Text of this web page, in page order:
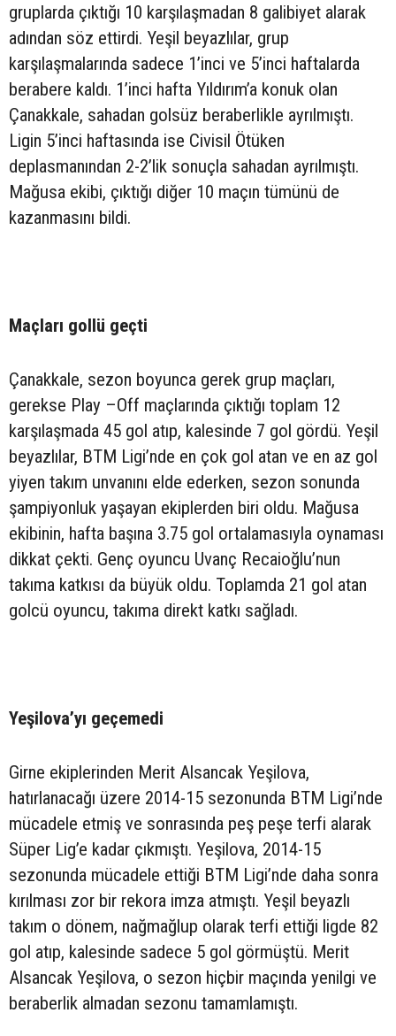
gruplarda çıktığı 10 karşılaşmadan 8 galibiyet alarak
adından söz ettirdi. Yeşil beyazlılar, grup
karşılaşmalarında sadece 1’inci ve 5’inci haftalarda
berabere kaldı. 1’inci hafta Yıldırım’a konuk olan
Çanakkale, sahadan golsüz beraberlikle ayrılmıştı.
Ligin 5’inci haftasında ise Civisil Ötüken
deplasmanından 2-2’lik sonuçla sahadan ayrılmıştı.
Mağusa ekibi, çıktığı diğer 10 maçın tümünü de
kazanmasını bildi.
Maçları gollü geçti
Çanakkale, sezon boyunca gerek grup maçları,
gerekse Play –Off maçlarında çıktığı toplam 12
karşılaşmada 45 gol atıp, kalesinde 7 gol gördü. Yeşil
beyazlılar, BTM Ligi’nde en çok gol atan ve en az gol
yiyen takım unvanını elde ederken, sezon sonunda
şampiyonluk yaşayan ekiplerden biri oldu. Mağusa
ekibinin, hafta başına 3.75 gol ortalamasıyla oynaması
dikkat çekti. Genç oyuncu Uvanç Recaioğlu’nun
takıma katkısı da büyük oldu. Toplamda 21 gol atan
golcü oyuncu, takıma direkt katkı sağladı.
Yeşilova’yı geçemedi
Girne ekiplerinden Merit Alsancak Yeşilova,
hatırlanacağı üzere 2014-15 sezonunda BTM Ligi’nde
mücadele etmiş ve sonrasında peş peşe terfi alarak
Süper Lig’e kadar çıkmıştı. Yeşilova, 2014-15
sezonunda mücadele ettiği BTM Ligi’nde daha sonra
kırılması zor bir rekora imza atmıştı. Yeşil beyazlı
takım o dönem, nağmağlup olarak terfi ettiği ligde 82
gol atıp, kalesinde sadece 5 gol görmüştü. Merit
Alsancak Yeşilova, o sezon hiçbir maçında yenilgi ve
beraberlik almadan sezonu tamamlamıştı.